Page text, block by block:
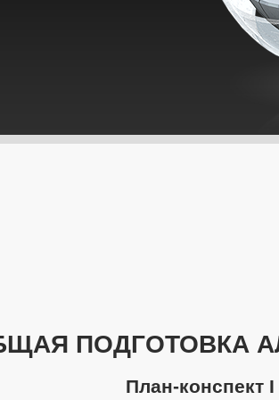
ПОДГОТОВКА
План-конспект I